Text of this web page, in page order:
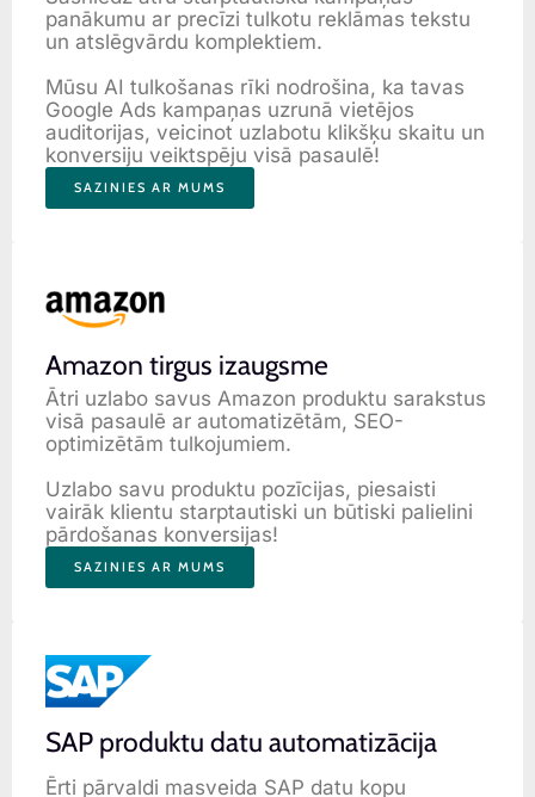
panākumu ar precīzi tulkotu reklāmas tekstu
un atslēgvārdu komplektiem.
Mūsu AI tulkošanas rīki nodrošina, ka tavas
Google Ads kampaņas uzrunā vietējos
auditorijas, veicinot uzlabotu klikšķu skaitu un
konversiju veiktspēju visā pasaulē!
SAZINIES AR MUMS
Amazon tirgus izaugsme
Ātri uzlabo savus Amazon produktu sarakstus
visā pasaulē ar automatizētām, SEO-
optimizētām tulkojumiem.
Uzlabo savu produktu pozīcijas, piesaisti
vairāk klientu starptautiski un būtiski palielini
pārdošanas konversijas!
SAZINIES AR MUMS
SAP produktu datu automatizācija
Ērti pārvaldi masveida SAP datu kopu